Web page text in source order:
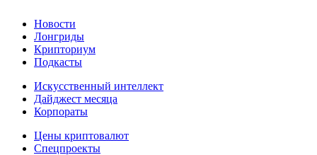
Новости
Лонгриды
Крипториум
Подкасты
Искусственный интеллект
Дайджест месяца
Корпораты
Цены криптовалют
Спецпроекты